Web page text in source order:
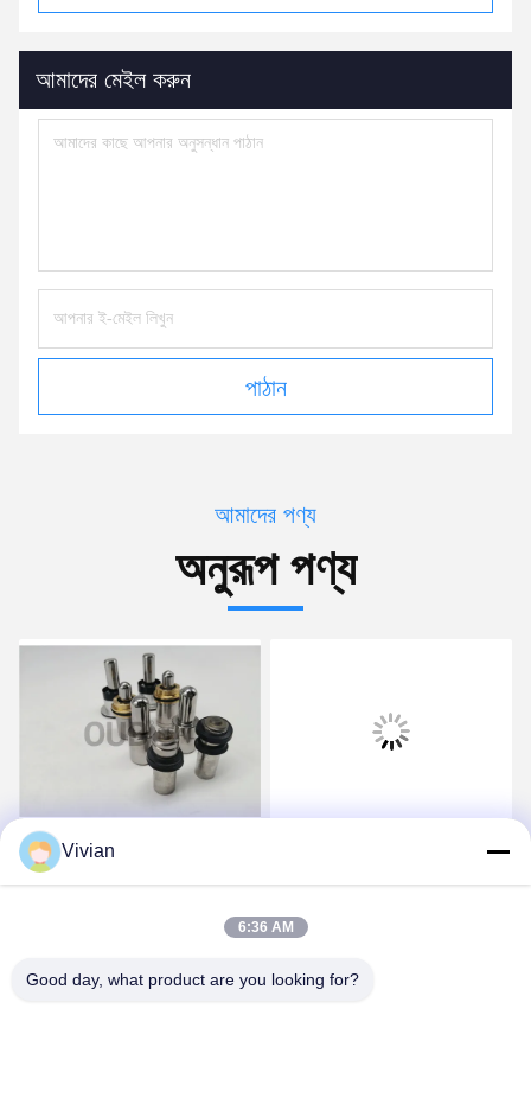
আমাদের মেইল করুন
পাঠান
আমাদের পণ্য
অনুরূপ পণ্য
SK350-8 পাইলট ভালভ পুশার
কন্ট্রোল লিভার হাইড্রোলিক জয়স্টিক
ভালভ জয়স্টিক পুশার এসকে 350-6
Vivian
6:36 AM
Good day, what product are you looking for?